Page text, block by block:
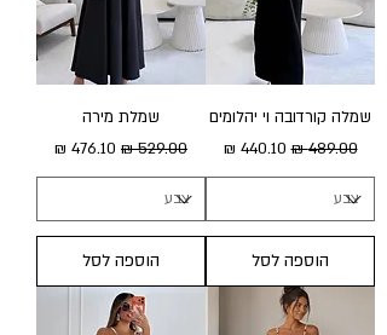
שמלה קורדובה וי יהלומים
מחיר רגיל‏489.00 ‏₪ מחיר מבצע
הוספה לסל
שמלת מירה
מחיר רגיל מחיר מבצע
הוספה לסל